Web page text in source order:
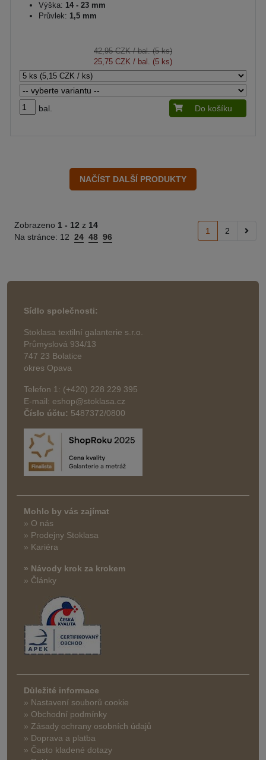
Výška: 14 - 23 mm
Průvlek: 1,5 mm
42,95 CZK/ bal. (5 ks)
25,75 CZK / bal. (5 ks)
bal. Do košíku
Zobrazeno 1 - 12 z 14
Na stránce: 12 24 48 96
1 2
Sídlo společnosti:
Stoklasa textilní galanterie s.r.o.
Průmyslová 934/13
747 23 Bolatice
okres Opava
Telefon 1: (+420) 228 229 395
E-mail: eshop@stoklasa.cz
Číslo účtu: 5487372/0800
Mohlo by vás zajímat
» O nás
» Prodejny Stoklasa
» Kariéra
» Návody krok za krokem
» Články
Důležité informace
» Nastavení souborů cookie
» Obchodní podmínky
» Zásady ochrany osobních údajů
» Doprava a platba
» Často kladené dotazy